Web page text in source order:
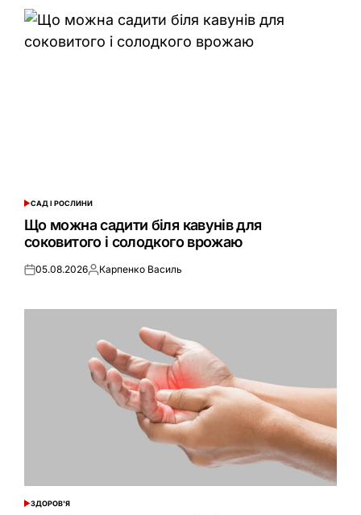
ОПУБЛІКУВАТИ
У
САД І РОСЛИНИ
Що можна садити біля кавунів для
соковитого і солодкого врожаю
Оприлюднено
05.08.2026Опубліковано
Карпенко Василь
ОПУБЛІКУВАТИ
ЗДОРОВ'Я